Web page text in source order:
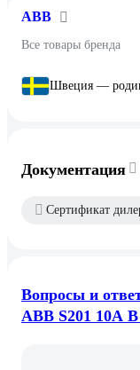
ABB
Все товары бренда
Швеция —
Документация
Сертификат
Вопросы и
ABB S201 10А